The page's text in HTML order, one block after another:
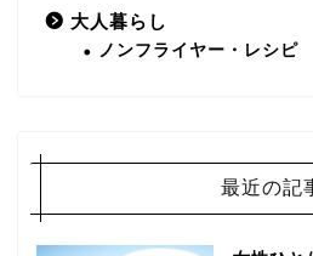
大人暮らし
ノンフライヤー・レシピ
最近の記